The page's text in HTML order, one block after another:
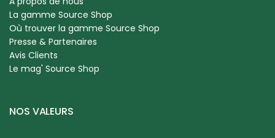
La gamme Source Shop
Où trouver la gamme Source Shop
Presse & Partenaires
Avis Clients
Le mag' Source Shop
NOS VALEURS